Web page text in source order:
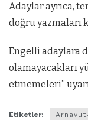
Adaylar ayrıca,
doğru yazmaları
Engelli adaylara
olamayacakları
etmemeleri”
Etiketler: